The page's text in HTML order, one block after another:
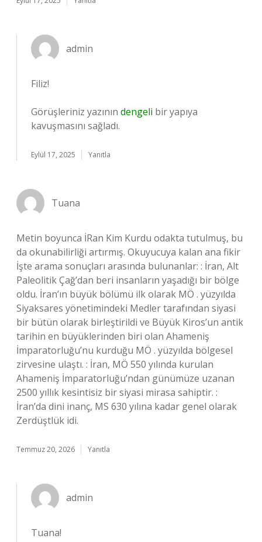
admin
Filiz!
Görüşleriniz yazının dengeli bir yapıya
kavuşmasını sağladı.
Eylül 17, 2025 Yanıtla
Tuana
Metin boyunca İRan Kim Kurdu odakta tutulmuş, bu
da okunabilirliği artırmış. Okuyucuya kalan ana fikir
İşte arama sonuçları arasında bulunanlar: : İran, Alt
Paleolitik Çağ’dan beri insanların yaşadığı bir bölge
oldu. İran’ın büyük bölümü ilk olarak MÖ . yüzyılda
Siyaksares yönetimindeki Medler tarafından siyasi
bir bütün olarak birleştirildi ve Büyük Kiros’un antik
tarihin en büyüklerinden biri olan Ahameniş
İmparatorluğu’nu kurduğu MÖ . yüzyılda bölgesel
zirvesine ulaştı. : İran, MÖ 550 yılında kurulan
Ahameniş İmparatorluğu’ndan günümüze uzanan
2500 yıllık kesintisiz bir siyasi mirasa sahiptir. :
İran’da dini inanç, MS 630 yılına kadar genel olarak
Zerdüştlük idi.
Temmuz 20, 2026 Yanıtla
admin
Tuana!